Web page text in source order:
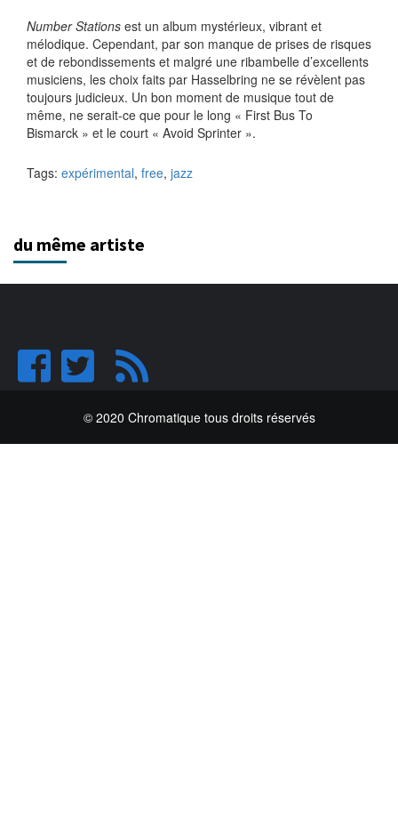
Number Stations est un album mystérieux, vibrant et
mélodique. Cependant, par son manque de prises de risques
et de rebondissements et malgré une ribambelle d’excellents
musiciens, les choix faits par Hasselbring ne se révèlent pas
toujours judicieux. Un bon moment de musique tout de
même, ne serait-ce que pour le long « First Bus To
Bismarck » et le court « Avoid Sprinter ».
Tags: expérimental, free, jazz
du même artiste
© 2020 Chromatique tous droits réservés